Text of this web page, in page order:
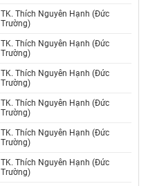
TK. Thích Nguyên Hạnh (Đức
Trường)
TK. Thích Nguyên Hạnh (Đức
Trường)
TK. Thích Nguyên Hạnh (Đức
Trường)
TK. Thích Nguyên Hạnh (Đức
Trường)
TK. Thích Nguyên Hạnh (Đức
Trường)
TK. Thích Nguyên Hạnh (Đức
Trường)